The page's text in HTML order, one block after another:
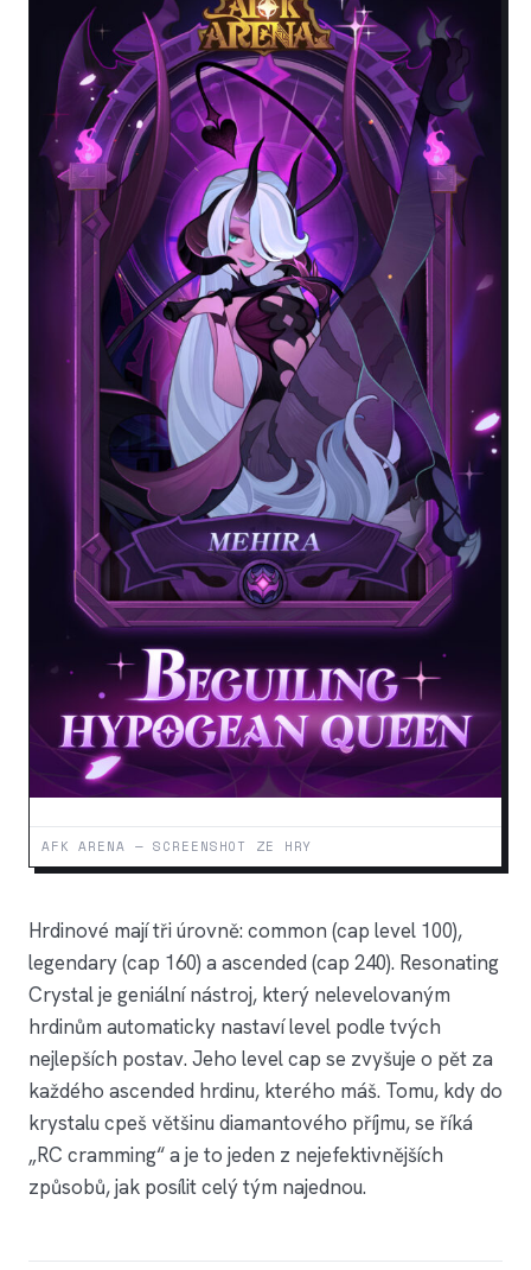
AFK ARENA — SCREENSHOT ZE HRY
Hrdinové mají tři úrovně: common (cap level 100),
legendary (cap 160) a ascended (cap 240). Resonating
Crystal je geniální nástroj, který nelevelovaným
hrdinům automaticky nastaví level podle tvých
nejlepších postav. Jeho level cap se zvyšuje o pět za
každého ascended hrdinu, kterého máš. Tomu, kdy do
krystalu cpeš většinu diamantového příjmu, se říká
„RC cramming“ a je to jeden z nejefektivnějších
způsobů, jak posílit celý tým najednou.